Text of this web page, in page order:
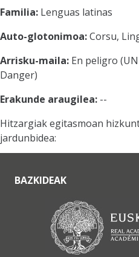
Familia: Lenguas latinas
Auto-glotonimoa:Corsu,
Arrisku-maila: En peligro
Danger)
Erakunde araugilea: --
Hitzargiak egitasmoan
jardunbidea:
BAZKIDEAK